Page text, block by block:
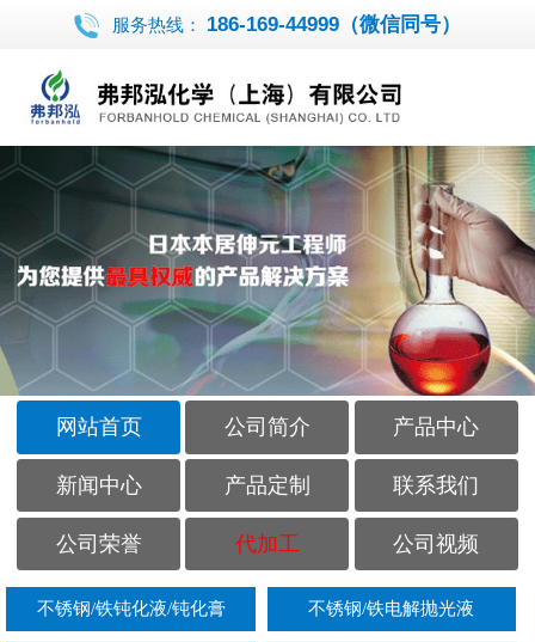
服务热线： 186-169-44999（微信同号）
网站首页 公司简介 产品中心
新闻中心 产品定制 联系我们
公司荣誉 代加工 公司视频
不锈钢/铁钝化液/钝化膏 不锈钢/铁电解抛光液